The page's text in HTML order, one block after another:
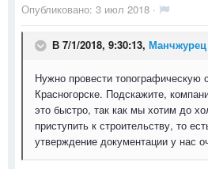
Опубликовано: 3 июл 2018 ·
В 7/1/2018, 9:30:13, Манчжурец
Нужно провести топографическую
Красногорске. Подскажите,
это быстро, так как мы хотим до
приступить к строительству, то
утверждение документации у нас